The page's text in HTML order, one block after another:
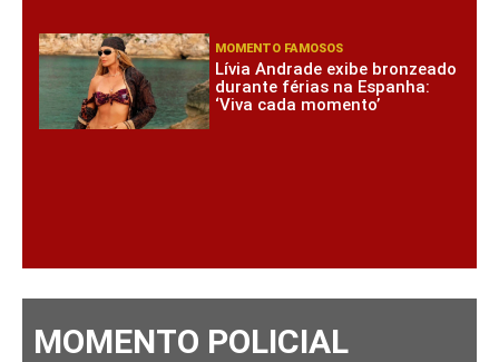
MOMENTO FAMOSOS
Lívia Andrade exibe bronzeado
durante férias na Espanha:
‘Viva cada momento’
MOMENTO POLICIAL